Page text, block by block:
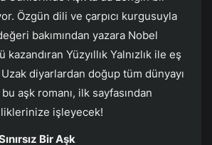
Özgün dili ve çarpıcı kurgusuyla
bakımından yazara Nobel
kazandıran Yüzyıllık Yalnızlık ile eş
diyarlardan doğup tüm dünyayı
aşk romanı, ilk sayfasından
işleyecek!
Bir Aşk